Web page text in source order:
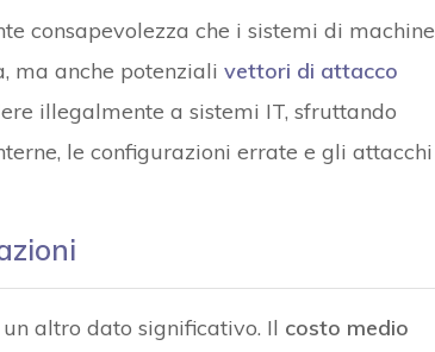
consapevolezza che i sistemi di machine
ma anche potenziali vettori di attacco
illegalmente a sistemi IT, sfruttando
le configurazioni errate e gli attacchi
altro dato significativo. Il costo medio